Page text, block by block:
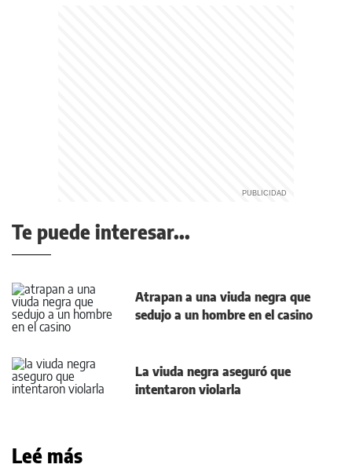
Te puede interesar...
Atrapan a una viuda negra que
sedujo a un hombre en el casino
La viuda negra aseguró que
intentaron violarla
Leé más